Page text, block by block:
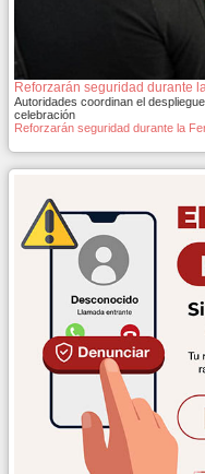
Reforzarán seguridad durante
Autoridades coordinan el
celebración
Reforzarán seguridad durante la